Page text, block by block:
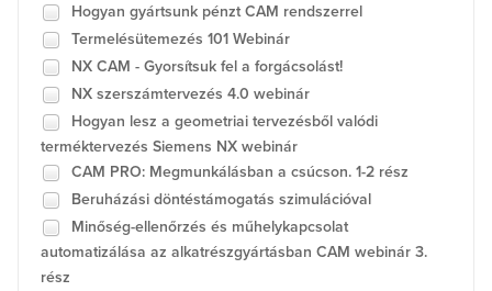
Hogyan gyártsunk pénzt CAM rendszerrel
Termelésütemezés 101 Webinár
NX CAM - Gyorsítsuk fel a forgácsolást!
NX szerszámtervezés 4.0 webinár
Hogyan lesz a geometriai tervezésből valódi
terméktervezés Siemens NX webinár
CAM PRO: Megmunkálásban a csúcson. 1-2 rész
Beruházási döntéstámogatás szimulációval
Minőség-ellenőrzés és műhelykapcsolat
automatizálása az alkatrészgyártásban CAM webinár 3.
rész